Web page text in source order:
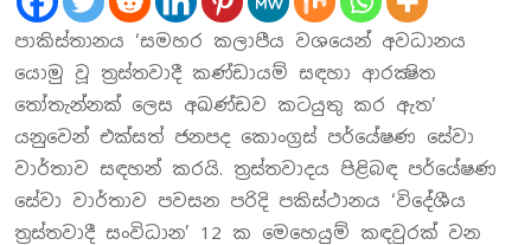
පාකිස්තානය ‘සමහර කලාපීය වශයෙන් අවධානය
යොමු වූ ත්‍රස්තවාදී කණ්ඩායම් සඳහා ආරක්‍ෂිත
තෝතැන්නක් ලෙස අඛණ්ඩව කටයුතු කර ඇත’
යනුවෙන් එක්සත් ජනපද කොංග්‍රස් පර්යේෂණ සේවා
වාර්තාව සඳහන් කරයි. ත්‍රස්තවාදය පිළිබඳ පර්යේෂණ
සේවා වාර්තාව පවසන පරිදි පකිස්ථානය ‘විදේශීය
ත්‍රස්තවාදී සංවිධාන’ 12 ක මෙහෙයුම් කඳවුරක් වන